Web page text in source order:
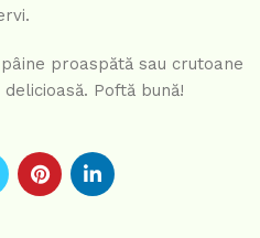
proaspătă sau crutoane
Poftă bună!